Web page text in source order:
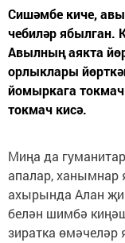
Сишәмбе киче,
чебиләр ябылган.
Авылның аякта
орлыклары
йомыркага
токмач кисә.
Миңа да
апалар, ханымнар
ахырында Алан
белән шимбә
зиратка өмәчеләр